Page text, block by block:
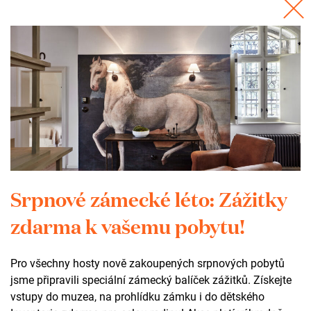
Přečtěte si rozhovor s učitelem: Poznávat
Objednávky
Srpnové zámecké léto: Zážitky
zdarma k vašemu pobytu!
Pro všechny hosty nově zakoupených srpnových pobytů
jsme připravili speciální zámecký balíček zážitků. Získejte
vstupy do muzea, na prohlídku zámku i do dětského